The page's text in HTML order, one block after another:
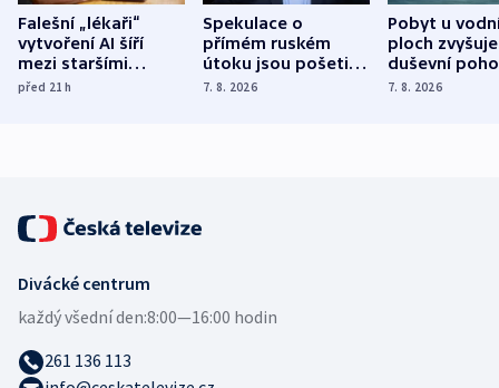
Falešní „lékaři“
vytvoření AI šíří
mezi staršími
Poláky nebezpečné
před 21h
Spekulace o
přímém ruském
útoku jsou pošetilé,
míní estonský
7. 8. 2026
Pobyt u
ploch zvyšuje
duševní
ukázala
7. 8. 2026
Divácké centrum
každý všední den:8:00—16:00 hodin
261 136 113